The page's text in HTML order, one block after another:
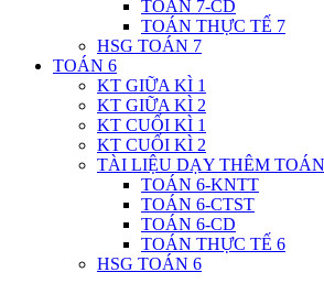
TOÁN 7-CD
TOÁN THỰC TẾ 7
HSG TOÁN 7
TOÁN 6
KT GIỮA KÌ 1
KT GIỮA KÌ 2
KT CUỐI KÌ 1
KT CUỐI KÌ 2
TÀI LIỆU DẠY THÊM
TOÁN 6-KNTT
TOÁN 6-CTST
TOÁN 6-CD
TOÁN THỰC TẾ 6
HSG TOÁN 6